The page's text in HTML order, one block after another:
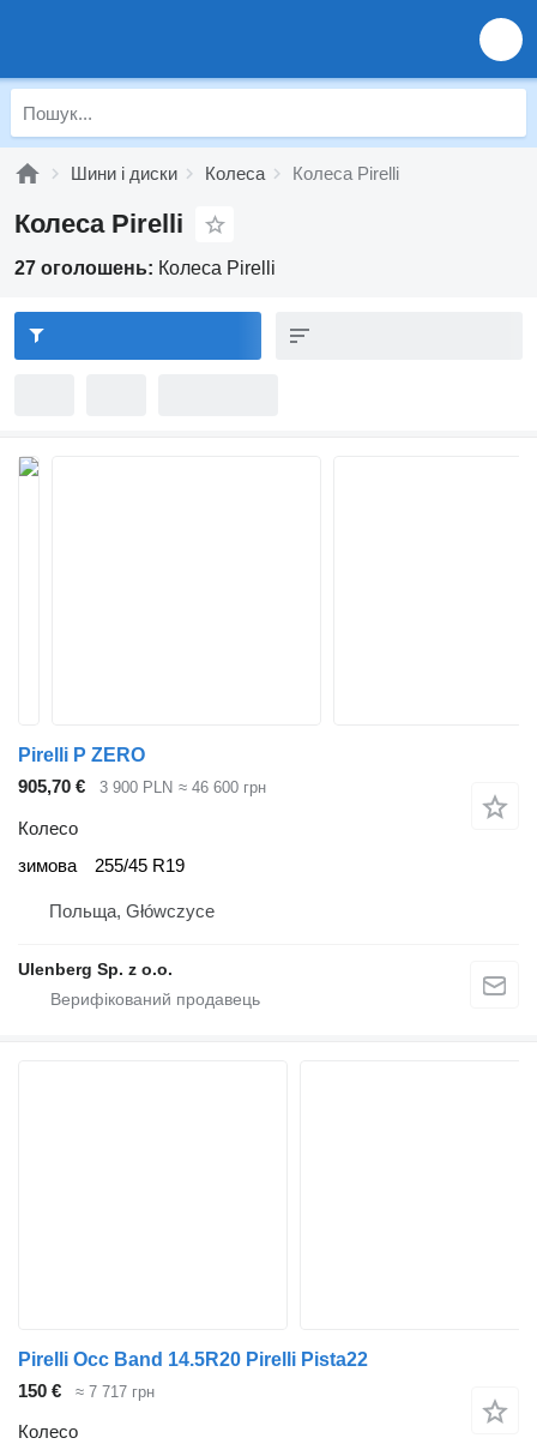
Шини і диски Колеса Колеса Pirelli
Колеса Pirelli
27 оголошень: Колеса Pirelli
Pirelli P ZERO
905,70 €
3 900 PLN ≈ 46 600 грн
Колесо
зимова
255/45 R19
Польща, Główczyce
Ulenberg Sp. z o.o.
Pirelli Occ Band 14.5R20 Pirelli Pista22
150 €
≈ 7 717 грн
Колесо